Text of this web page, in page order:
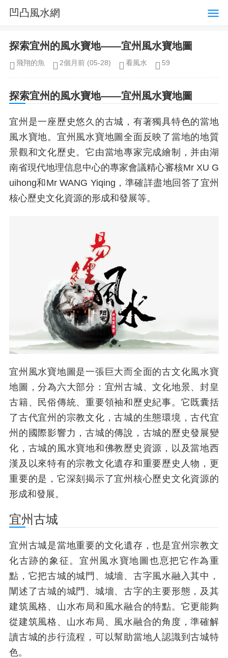
凹凸風水網
探索宜州的風水寶地——宜州風水寶地圖
飛翔的魚 2個月前 (05-28) 看風水 59
探索宜州的風水寶地——宜州風水寶地圖
宜州是一座歷史悠久的古城，有著獨具特色的當地
風水寶地。宜州風水寶地圖全面反映了當地的地質
景觀和文化歷史。它由當地專家完成繪制，并由湖
南省現代地理信息中心的專家會議精心審核Mr XU G
uihong和Mr WANG Yiqing，準確詳盡地回答了宜州
核心歷史文化資源的形成和發展等。
宜州風水寶地圖是一張巨大而全面的古文化風水寶
地圖，分為六大部分：宜州古城、文化地景、封皇
古籍、民俗傳統、重要領袖和歷史紀事。它既囊括
了古代宜州的宗教文化，古城的生態環境，古代宜
州的國際影響力，古城的傳說，古城的歷史發展變
化，古城的風水寶地和佛教歷史資源，以及當地西
漢及以來特有的宗教文化遺存和重要歷史人物，更
重要的是，它深刻揭示了宜州核心歷史文化資源的
形成和發展。
宜州古城
宜州古城是當地重要的文化遺存，也是宜州宗教文
化古跡的象征。宜州風水寶地圖也恴把它作為重
點，它把古城的城門、城墻、古字風水融入其中，
闡述了古城的城門、城墻、古字的主要形態，及其
建筑風格、山水布局和風水融合的特點。它更能夠
從建筑風格、山水布局、風水融合的角度，準確解
讀古城的步行流程，可以幫助當地人認識到古城特
色。